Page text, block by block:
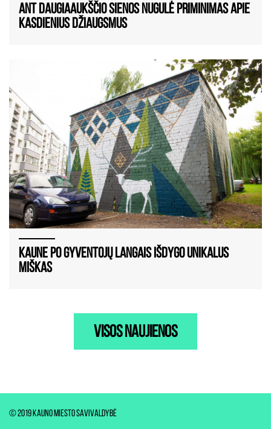
Ant daugiaaukščio sienos nugulė priminimas apie
kasdienius džiaugsmus
Kaune po gyventojų langais išdygo unikalus
miškas
visos naujienos
© 2019 Kauno miesto savivaldybė